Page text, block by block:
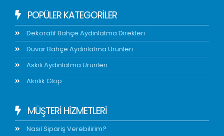
POPÜLER KATEGORİLER
Dekoratif Bahçe Aydınlatma Direkleri
Duvar Bahçe Aydınlatma Ürünleri
Askılı Aydınlatma Ürünleri
Akrilik Glop
MÜŞTERİ HİZMETLERİ
Nasıl Sipariş Verebilirim?